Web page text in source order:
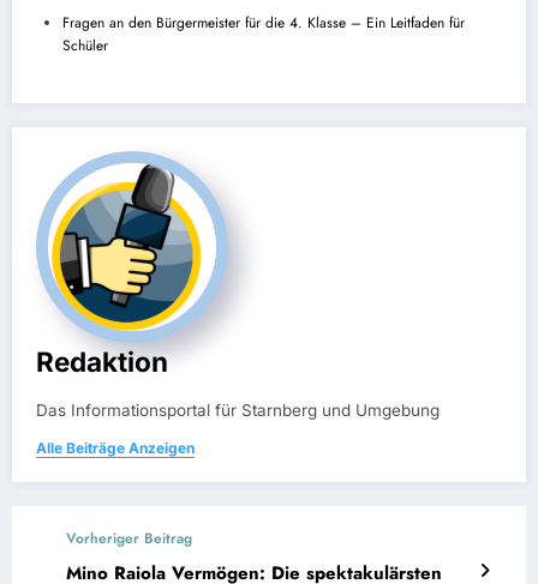
Fragen an den Bürgermeister für die 4. Klasse – Ein Leitfaden für
Schüler
Redaktion
Das Informationsportal für Starnberg und Umgebung
Alle Beiträge Anzeigen
Vorheriger Beitrag
Mino Raiola Vermögen: Die spektakulärsten